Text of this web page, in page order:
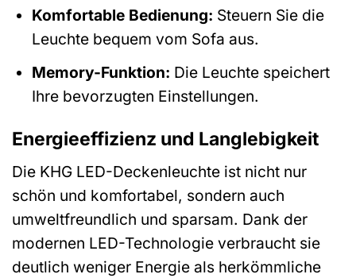
Komfortable Bedienung: Steuern Sie die
Leuchte bequem vom Sofa aus.
Memory-Funktion: Die Leuchte speichert
Ihre bevorzugten Einstellungen.
Energieeffizienz und Langlebigkeit
Die KHG LED-Deckenleuchte ist nicht nur
schön und komfortabel, sondern auch
umweltfreundlich und sparsam. Dank der
modernen LED-Technologie verbraucht sie
deutlich weniger Energie als herkömmliche